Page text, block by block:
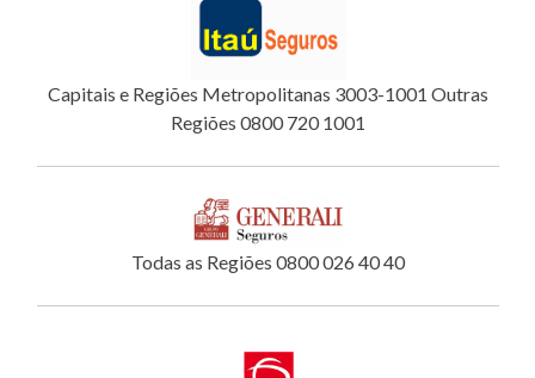
Capitais e Regiões Metropolitanas 3003-1001 Outras
Regiões 0800 720 1001
Todas as Regiões 0800 026 40 40